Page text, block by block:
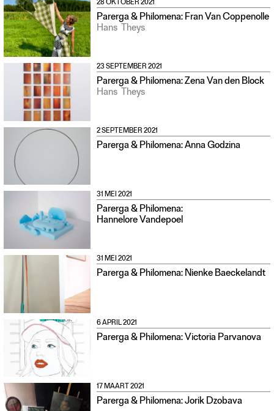
28 OKTOBER 2021
Parerga & Philomena: Fran Van Coppenolle
Hans Theys
23 SEPTEMBER 2021
Parerga & Philomena: Zena Van den Block
Hans Theys
2 SEPTEMBER 2021
Parerga & Philomena: Anna Godzina
31 MEI 2021
Parerga & Philomena:
Hannelore Vandepoel
31 MEI 2021
Parerga & Philomena: Nienke Baeckelandt
6 APRIL 2021
Parerga & Philomena: Victoria Parvanova
17 MAART 2021
Parerga & Philomena: Jorik Dzobava